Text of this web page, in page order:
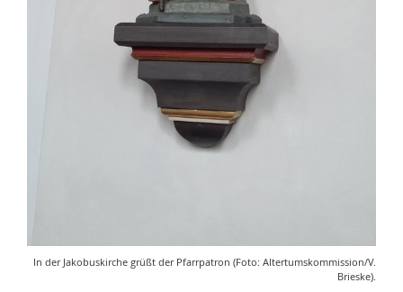
In der Jakobuskirche grüßt der Pfarrpatron (Foto: Altertumskommission/V.
Brieske).